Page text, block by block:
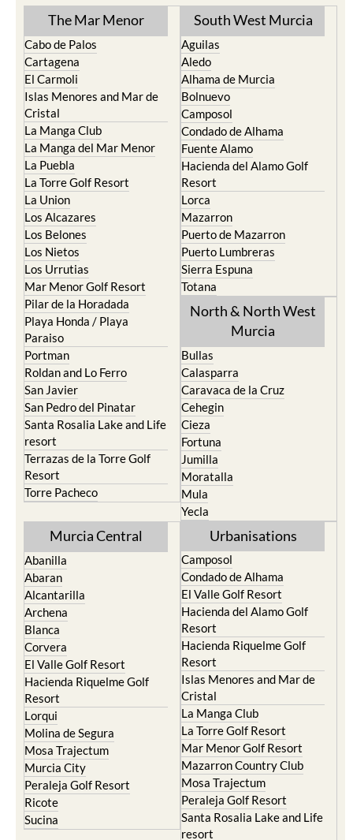
Cabo de Palos
El Carmoli
Islas Menores and Mar de
Cristal
La Manga Club
La Manga del Mar Menor
La Puebla
La Torre Golf Resort
La Union
Los Alcazares
Los Belones
Los Nietos
Los Urrutias
Mar Menor Golf Resort
Pilar de la Horadada
Playa Honda / Playa
Paraiso
Portman
Roldan and Lo Ferro
San Javier
San Pedro del Pinatar
Santa Rosalia Lake and Life
resort
Terrazas de la Torre Golf
Resort
Torre Pacheco
Aguilas
Alhama de Murcia
Bolnuevo
Camposol
Condado de Alhama
Fuente Alamo
Hacienda del Alamo Golf
Resort
Lorca
Mazarron
Puerto de Mazarron
Puerto Lumbreras
Sierra Espuna
Totana
North & North West
Murcia
Caravaca de la Cruz
Cehegin
Cieza
Fortuna
Jumilla
Moratalla
Mula
Yecla
Murcia Central
Abanilla
Alcantarilla
Archena
Blanca
Corvera
El Valle Golf Resort
Hacienda Riquelme Golf
Resort
Lorqui
Molina de Segura
Mosa Trajectum
Murcia City
Peraleja Golf Resort
Ricote
Sucina
Camposol
El Valle Golf Resort
Hacienda del Alamo Golf
Resort
Hacienda Riquelme Golf
Resort
Islas Menores and Mar de
Cristal
La Manga Club
La Torre Golf Resort
Mar Menor Golf Resort
Mazarron Country Club
Mosa Trajectum
Peraleja Golf Resort
Santa Rosalia Lake and Life
resort
Terrazas de la Torre Golf